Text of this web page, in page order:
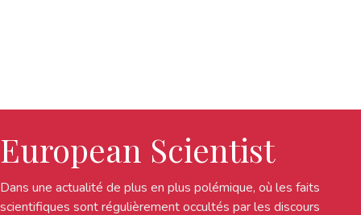
European Scientist
Dans une actualité de plus en plus polémique, où les faits
scientifiques sont régulièrement occultés par les discours